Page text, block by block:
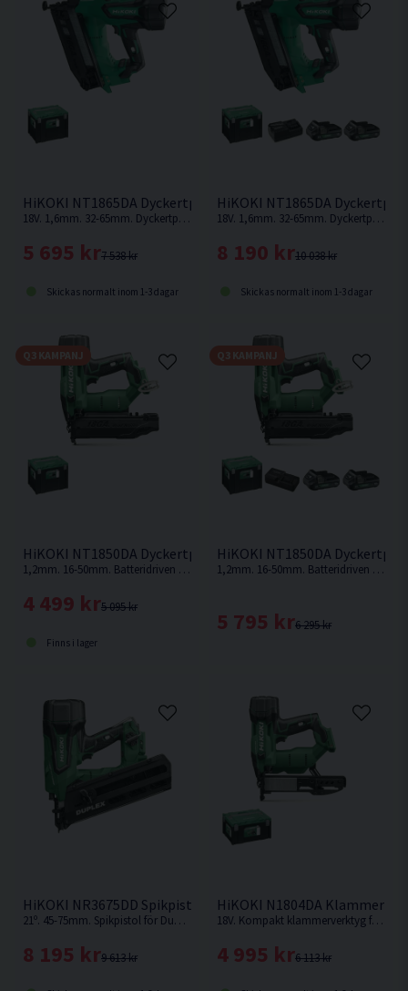
utrymmen.
Inställbar för enkel- eller serieskott.
Kan användas med både 18V- och MULTI VOLT-
batteri.
Dimension (L x B x H) 298x140x354 mm
Vikt utan batteri 2,6 kg
HiKOKI NT1865DA Dyckertpistol 18V
18V. 1,6mm. 32-65mm. Dyckertpistol utan behov av kompressor, slang eller gas. Levereras utan batteri och laddare.
7 538 kr
5 695 kr
Skickas normalt inom 1-3 dagar
HiKOKI NT1865DA
18V. 1,6mm. 32-65mm. Dyckertpistol utan behov av kompressor, slang eller gas.
10 038 kr
8 190 kr
Skickas normalt inom 1-3 dagar
HiKOKI NT1850DA Dyckertpistol 18V
1,2mm. 16-50mm. Batteridriven dyckertpistol med lägst vikt i klassen! Väger endast 2,4kg med ett 2,0ah batteri. Levereras utan batteri och laddare.
5 095 kr
4 499 kr
Finns i lager
Q3 KAMPANJ
HiKOKI NT1850DA
1,2mm. 16-50mm. Batteridriven dyckertpistol med lägst vikt i klassen! Endast 2,4kg med ett 2,0ah batteri.
6 295 kr
5 795 kr
Q3 KAMPANJ
HiKOKI NR3675DD Spikpistol f. Form 36V
21º. 45-75mm. Spikpistol för Duplexbandade blanka dubbelhuvudspikar för formsättning, tillfällig infästning etc. Levereras utan batteri och laddare.
9 613 kr
8 195 kr
HiKOKI N1804DA
18V. Kompakt klammerverktyg från HiKOKI som klarar klammer från 15-40mm. Levereras utan batteri och laddare.
6 113 kr
4 995 kr